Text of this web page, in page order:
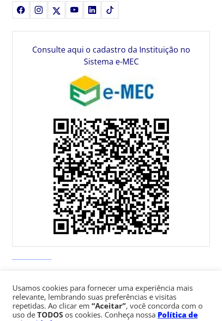
FacebookInstagram YoutubeLinkedIn
Consulte aqui o cadastro da Instituição no
Sistema e-MEC
Telefone:+55 (11) 3170-5600
Usamos cookies para fornecer uma experiência mais
relevante, lembrando suas preferências e visitas
repetidas. Ao clicar em “Aceitar”, você concorda com o
uso de TODOS os cookies. Conheça nossa Política de